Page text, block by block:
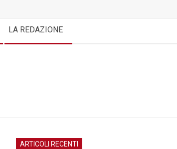
LA REDAZIONE
ARTICOLI RECENTI